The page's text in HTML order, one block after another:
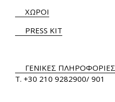
ΧΩΡΟΙ
PRESS KIT
ΓΕΝΙΚΕΣ ΠΛΗΡΟΦΟΡΙΕΣ
Τ. +30 210 9282900/ 901